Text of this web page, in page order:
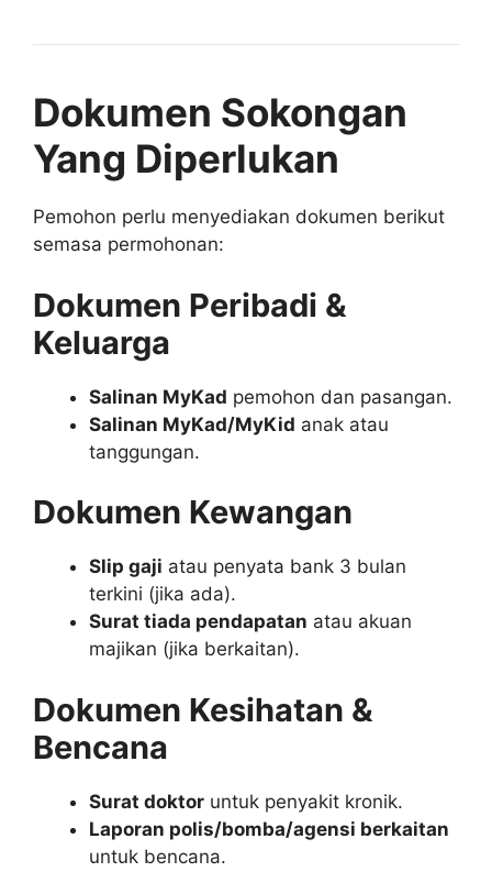
Dokumen Sokongan
Yang Diperlukan
Pemohon perlu menyediakan dokumen berikut
semasa permohonan:
Dokumen Peribadi &
Keluarga
Salinan MyKad pemohon dan pasangan.
Salinan MyKad/MyKid anak atau
tanggungan.
Dokumen Kewangan
Slip gaji atau penyata bank 3 bulan
terkini (jika ada).
Surat tiada pendapatan atau akuan
majikan (jika berkaitan).
Dokumen Kesihatan &
Bencana
Surat doktor untuk penyakit kronik.
Laporan polis/bomba/agensi berkaitan
untuk bencana.